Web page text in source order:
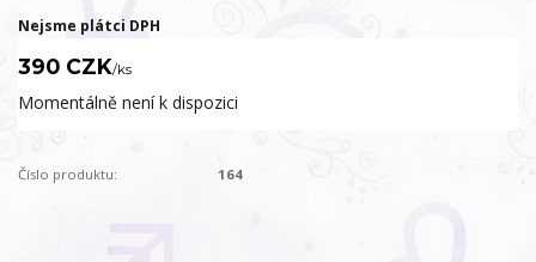
Nejsme plátci DPH
390 CZK/ks
Momentálně není k dispozici
Číslo produktu: 164